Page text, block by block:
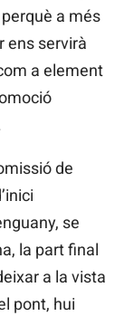
a més
ens servirà
a element
de
se
la part final
a la vista
pont, hui